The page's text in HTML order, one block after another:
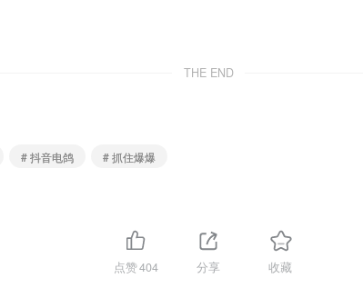
THE END
# 抖音电鸽 # 抓住爆爆
点赞404 分享 收藏